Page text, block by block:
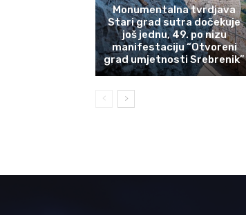
Monumentalna tvrdjava
Stari grad sutra dočekuje
još jednu, 49. po nizu
manifestaciju “Otvoreni
grad umjetnosti Srebrenik”